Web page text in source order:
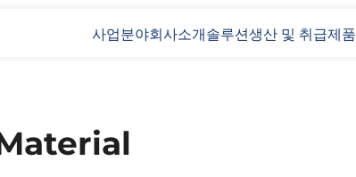
사업분야회사소개솔루션생산 및 취급제품